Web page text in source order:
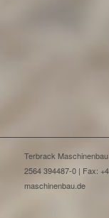
Terbrack
2564 394487-0 | Fax:
maschinenbau.de